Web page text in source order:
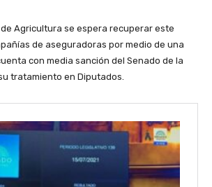
Agricultura se espera recuperar este
de aseguradoras por medio de una
con media sanción del Senado de la
tratamiento en Diputados.